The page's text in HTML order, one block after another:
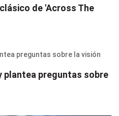
de 'Across The
plantea preguntas sobre